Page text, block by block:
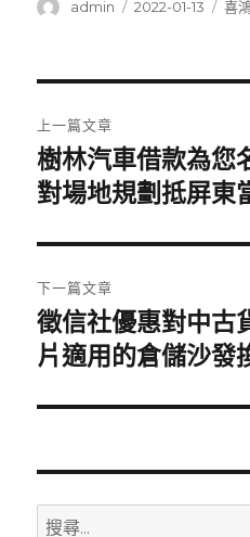
作
admin
發
2022-01-13
分
喜
章
導
覽
上一篇文章
上
一
文
章:
樹林汽車借款為您
對場地規劃抵屏東
下一篇文章
下
一
文
徵信社優惠對中古
片適用的倉儲沙發
搜